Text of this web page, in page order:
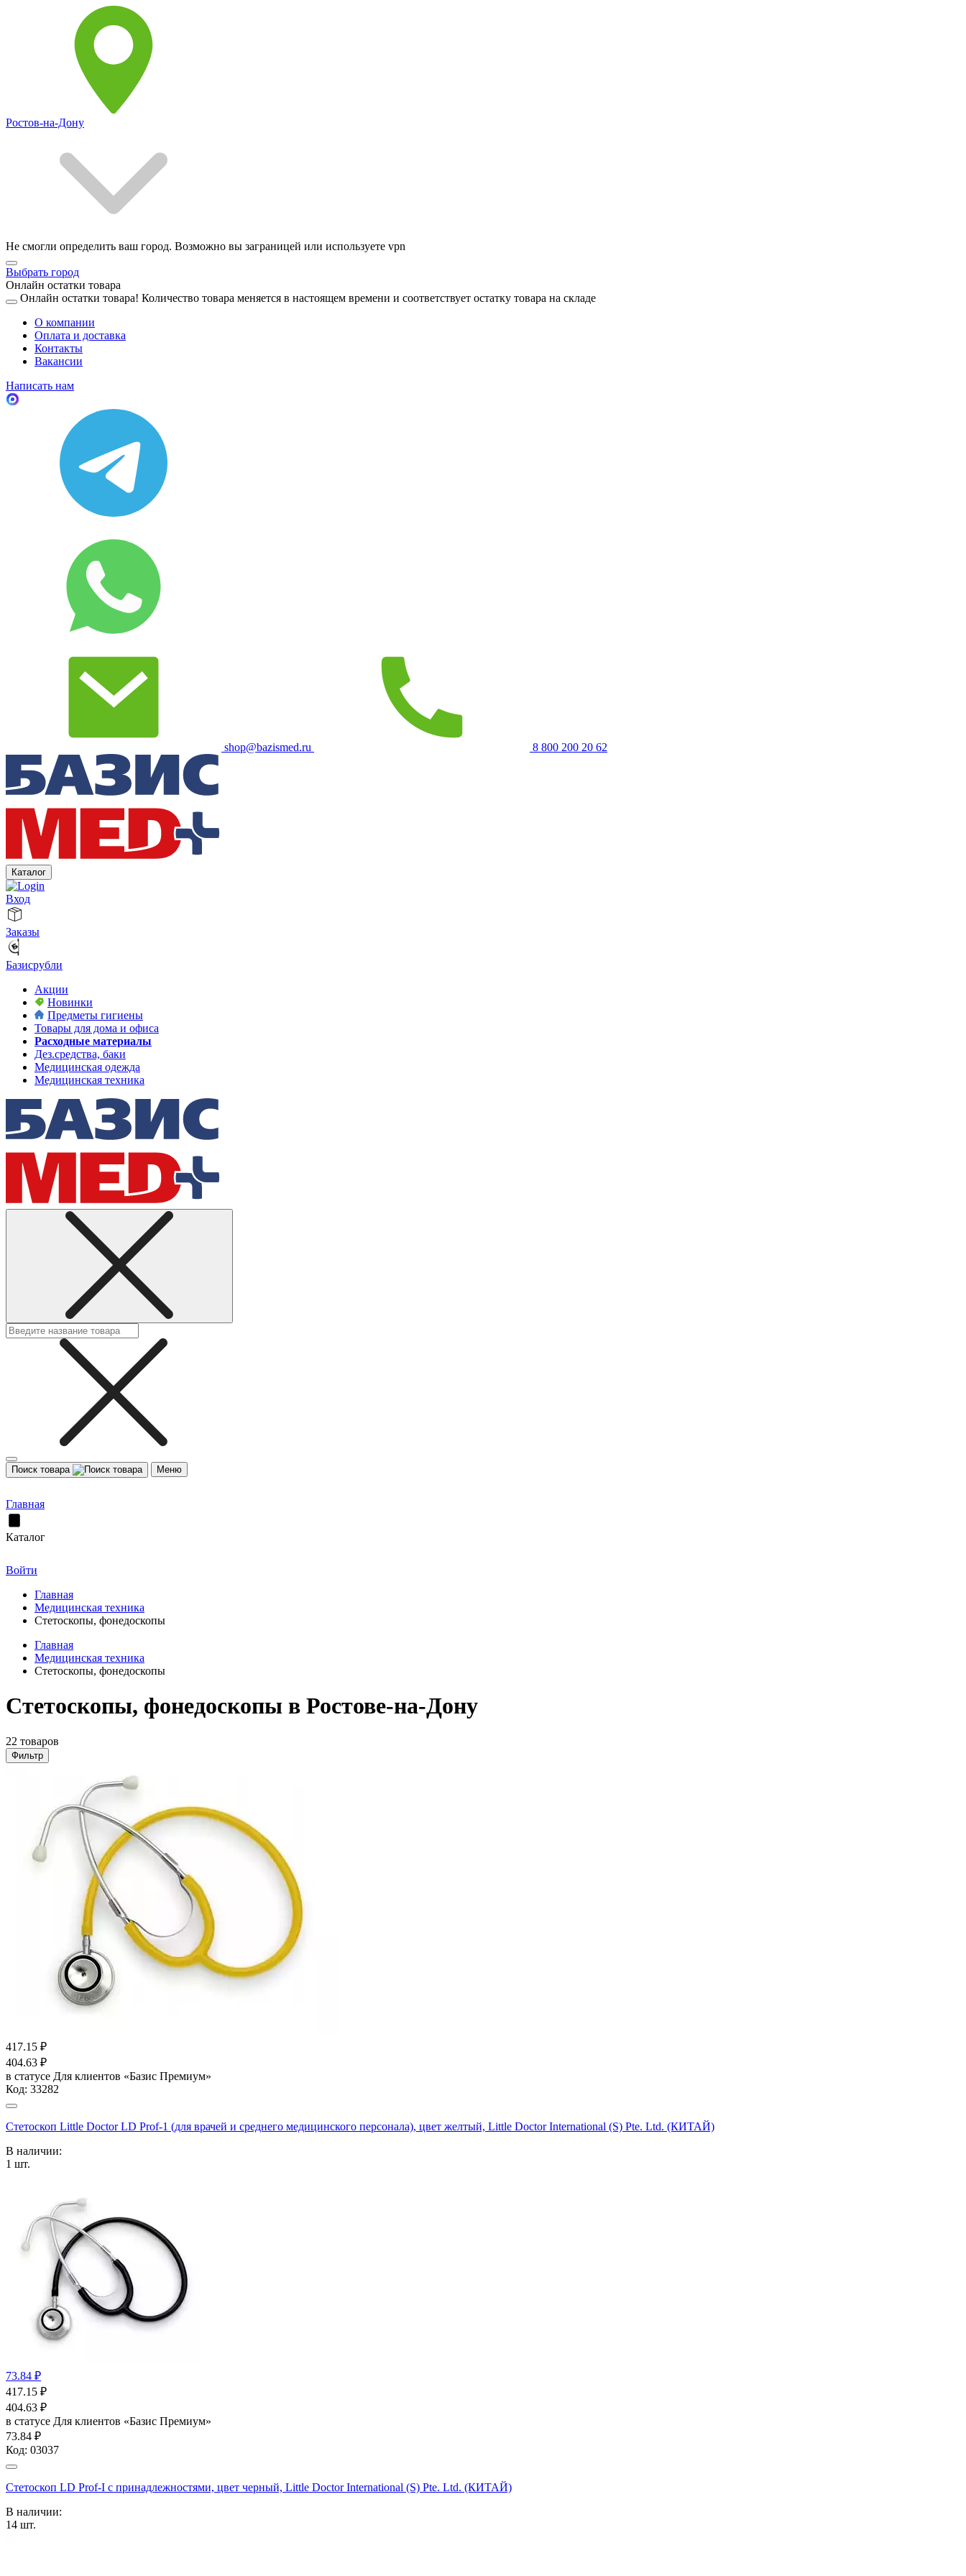
Ростов-на-Дону
Не смогли определить ваш город. Возможно вы заграницей или используете vpn
Выбрать город
Онлайн остатки товара
Онлайн остатки товара! Количество товара меняется в настоящем времени и соответствует остатку товара на складе
О компании
Оплата и доставка
Контакты
Вакансии
Написать нам
shop@bazismed.ru 8 800 200 20 62
Каталог
Вход
Заказы
Базисрубли
Акции
Новинки
Предметы гигиены
Товары для дома и офиса
Расходные материалы
Дез.средства, баки
Медицинская одежда
Медицинская техника
Поиск товара Меню
Главная
Каталог
Войти
Главная
Медицинская техника
Стетоскопы, фонедоскопы
Главная
Медицинская техника
Стетоскопы, фонедоскопы
Стетоскопы, фонедоскопы в Ростове-на-Дону
22 товаров
Фильтр
417.15 ₽
404.63 ₽
в статусе Для клиентов «Базис Премиум»
Код: 33282
Стетоскоп Little Doctor LD Prof-1 (для врачей и среднего медицинского персонала), цвет желтый, Little Doctor International (S) Pte. Ltd. (КИТАЙ)
В наличии:
1 шт.
73.84 ₽
417.15 ₽
404.63 ₽
в статусе Для клиентов «Базис Премиум»
73.84 ₽
Код: 03037
Стетоскоп LD Prof-I с принадлежностями, цвет черный, Little Doctor International (S) Pte. Ltd. (КИТАЙ)
В наличии:
14 шт.